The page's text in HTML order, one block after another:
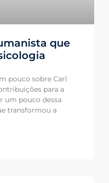
que
pouco sobre Carl
para a
um pouco dessa
transformou a